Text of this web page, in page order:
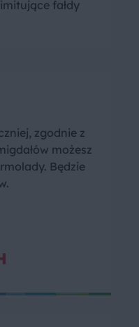
fałdy
zgodnie z
możesz
Będzie